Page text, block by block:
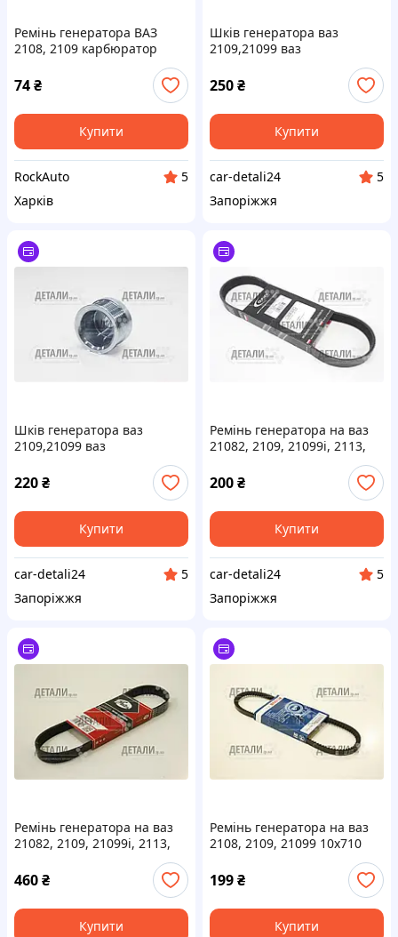
Ремінь генератора ВАЗ
2108, 2109 карбюратор
74₴
Купити
RockAuto
5
Харків
Шків генератора ваз
2109,21099 ваз
2113,2114,2115 (17 мм)
FLAGMUS
250₴
Купити
car-detali24
5
Запоріжжя
Шків генератора ваз
2109,21099 ваз
2113,2114,2115 (15 мм)
FLAGMUS
220₴
Купити
car-detali24
5
Запоріжжя
Ремінь генератора на ваз
21082, 2109, 21099i, 2113,
2114, 2115 6РК698 GUMEX
200₴
Купити
car-detali24
5
Запоріжжя
Ремінь генератора на ваз
21082, 2109, 21099i, 2113,
460₴
Купити
Ремінь генератора на ваз
2108, 2109, 21099 10х710
199₴
Купити